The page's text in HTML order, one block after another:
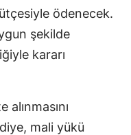
ödenecek.
şekilde
kararı
mali yükü